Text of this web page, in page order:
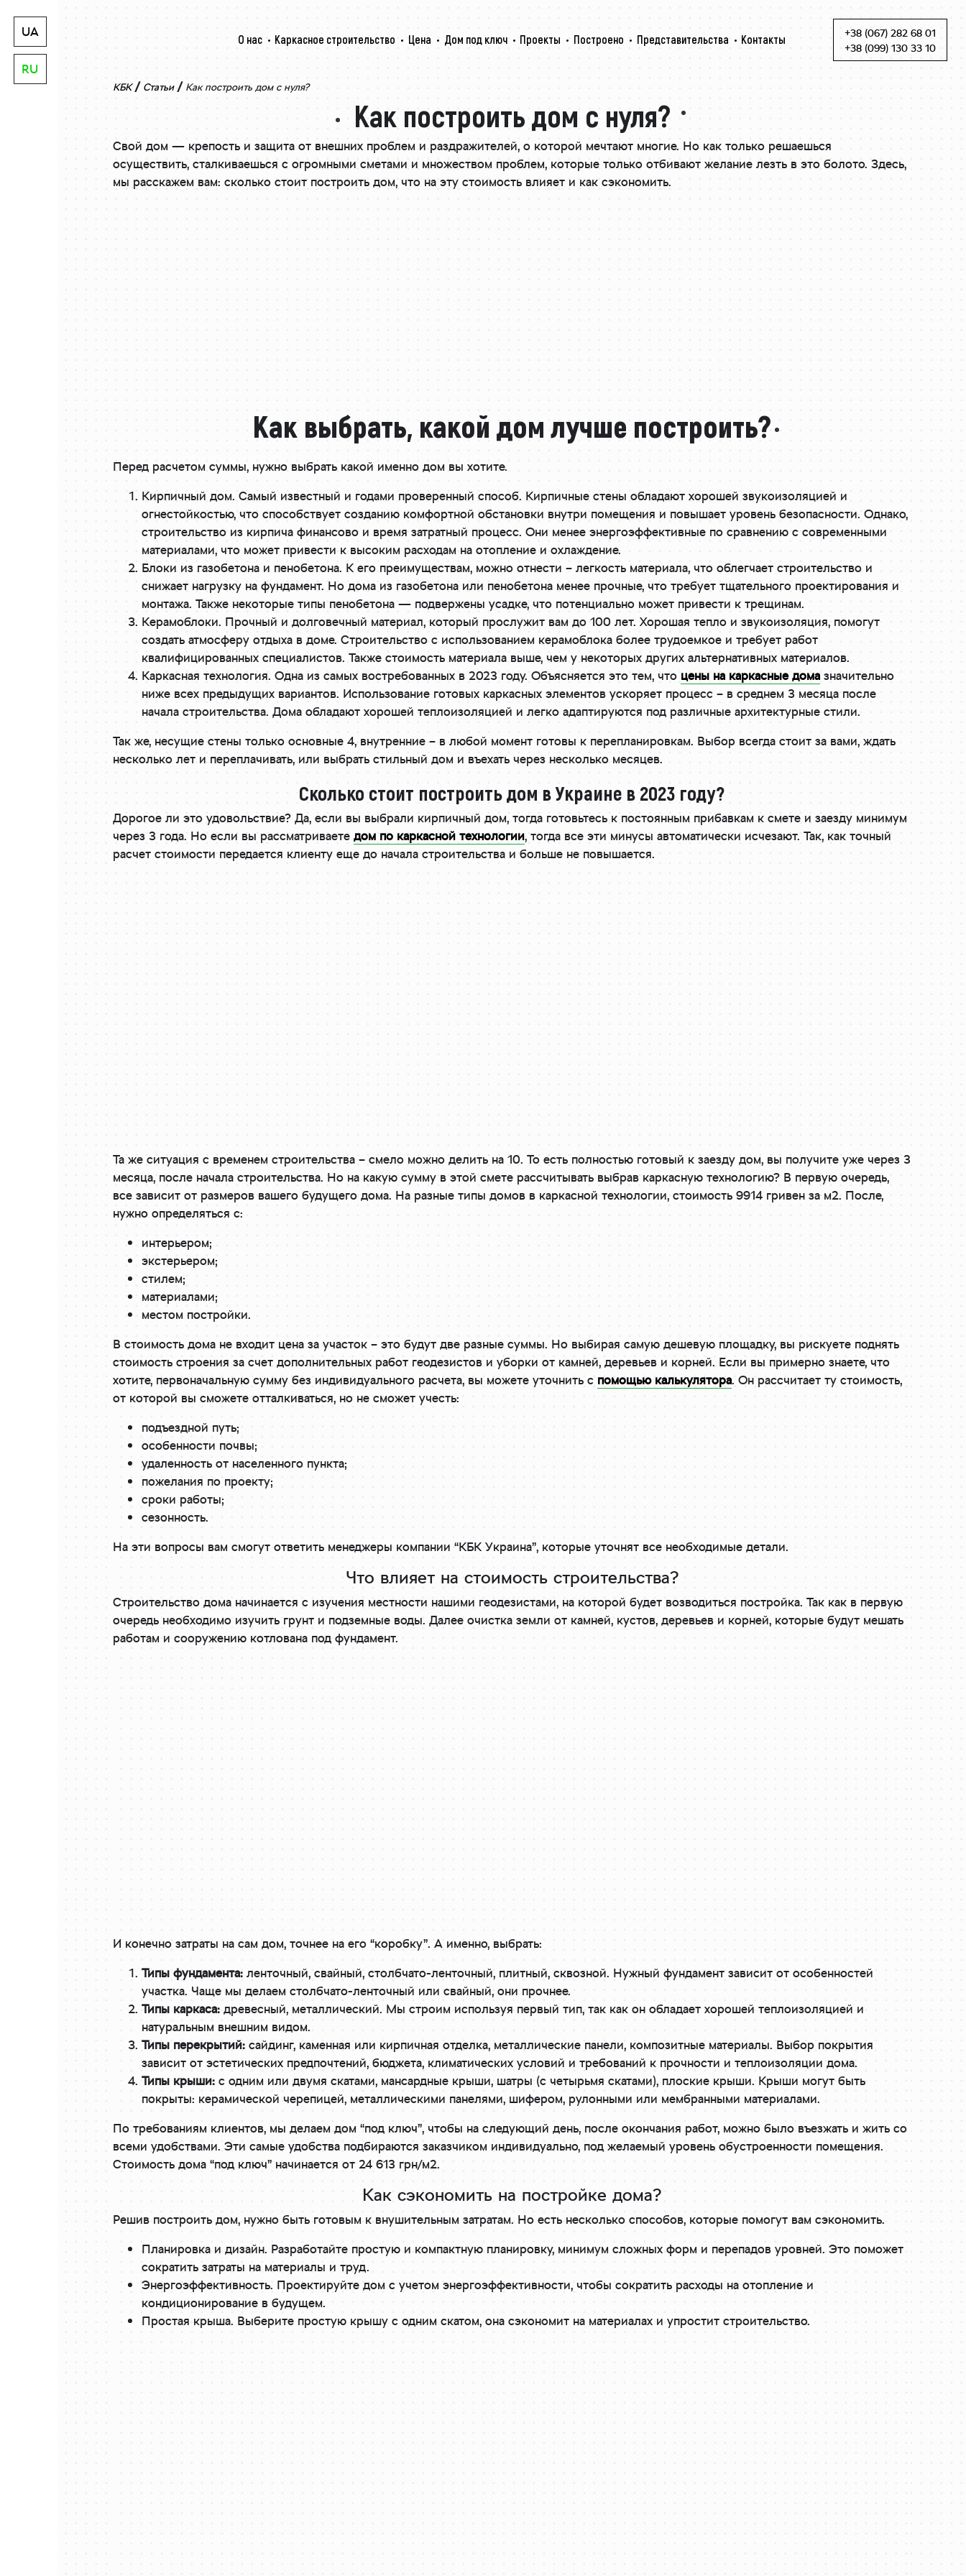
UA
RU
О нас Каркасное строительство Цена Дом под ключ Проекты Построено Представительства Контакты Skip to content
+38 (067) 282 68 01
+38 (099) 130 33 10
КБК / Статьи / Как построить дом с нуля?
Как построить дом с нуля?
Свой дом — крепость и защита от внешних проблем и раздражителей, о которой мечтают многие. Но как только решаешься
осуществить, сталкиваешься с огромными сметами и множеством проблем, которые только отбивают желание лезть в это болото. Здесь,
мы расскажем вам: сколько стоит построить дом, что на эту стоимость влияет и как сэкономить.
Как выбрать, какой дом лучше построить?
Перед расчетом суммы, нужно выбрать какой именно дом вы хотите.
Кирпичный дом. Самый известный и годами проверенный способ. Кирпичные стены обладают хорошей звукоизоляцией и
огнестойкостью, что способствует созданию комфортной обстановки внутри помещения и повышает уровень безопасности. Однако,
строительство из кирпича финансово и время затратный процесс. Они менее энергоэффективные по сравнению с современными
материалами, что может привести к высоким расходам на отопление и охлаждение.
Блоки из газобетона и пенобетона. К его преимуществам, можно отнести – легкость материала, что облегчает строительство и
снижает нагрузку на фундамент. Но дома из газобетона или пенобетона менее прочные, что требует тщательного проектирования и
монтажа. Также некоторые типы пенобетона — подвержены усадке, что потенциально может привести к трещинам.
Керамоблоки. Прочный и долговечный материал, который прослужит вам до 100 лет. Хорошая тепло и звукоизоляция, помогут
создать атмосферу отдыха в доме. Строительство с использованием керамоблока более трудоемкое и требует работ
квалифицированных специалистов. Также стоимость материала выше, чем у некоторых других альтернативных материалов.
Каркасная технология. Одна из самых востребованных в 2023 году. Объясняется это тем, что цены на каркасные домазначительно
ниже всех предыдущих вариантов. Использование готовых каркасных элементов ускоряет процесс – в среднем 3 месяца после
начала строительства. Дома обладают хорошей теплоизоляцией и легко адаптируются под различные архитектурные стили.
Так же, несущие стены только основные 4, внутренние – в любой момент готовы к перепланировкам. Выбор всегда стоит за вами, ждать
несколько лет и переплачивать, или выбрать стильный дом и въехать через несколько месяцев.
Сколько стоит построить дом в Украине в 2023 году?
Дорогое ли это удовольствие? Да, если вы выбрали кирпичный дом, тогда готовьтесь к постоянным прибавкам к смете и заезду минимум
через 3 года. Но если вы рассматриваетедом по каркасной технологии, тогда все эти минусы автоматически исчезают. Так, как точный
расчет стоимости передается клиенту еще до начала строительства и больше не повышается.
Та же ситуация с временем строительства – смело можно делить на 10. То есть полностью готовый к заезду дом, вы получите уже через 3
месяца, после начала строительства. Но на какую сумму в этой смете рассчитывать выбрав каркасную технологию? В первую очередь,
все зависит от размеров вашего будущего дома. На разные типы домов в каркасной технологии, стоимость 9914 гривен за м2. После,
нужно определяться с:
интерьером;
экстерьером;
стилем;
материалами;
местом постройки.
В стоимость дома не входит цена за участок – это будут две разные суммы. Но выбирая самую дешевую площадку, вы рискуете поднять
стоимость строения за счет дополнительных работ геодезистов и уборки от камней, деревьев и корней. Если вы примерно знаете, что
хотите, первоначальную сумму без индивидуального расчета, вы можете уточнить с помощью калькулятора. Он рассчитает ту стоимость,
от которой вы сможете отталкиваться, но не сможет учесть:
подъездной путь;
особенности почвы;
удаленность от населенного пункта;
пожелания по проекту;
сроки работы;
сезонность.
На эти вопросы вам смогут ответить менеджеры компании “КБК Украина”, которые уточнят все необходимые детали.
Что влияет на стоимость строительства?
Строительство дома начинается с изучения местности нашими геодезистами, на которой будет возводиться постройка. Так как в первую
очередь необходимо изучить грунт и подземные воды. Далее очистка земли от камней, кустов, деревьев и корней, которые будут мешать
работам и сооружению котлована под фундамент.
И конечно затраты на сам дом, точнее на его “коробку”. А именно, выбрать:
Типы фундамента:ленточный, свайный, столбчато-ленточный, плитный, сквозной. Нужный фундамент зависит от особенностей
участка. Чаще мы делаем столбчато-ленточный или свайный, они прочнее.
Типы каркаса:древесный, металлический. Мы строим используя первый тип, так как он обладает хорошей теплоизоляцией и
натуральным внешним видом.
Типы перекрытий:сайдинг, каменная или кирпичная отделка, металлические панели, композитные материалы. Выбор покрытия
зависит от эстетических предпочтений, бюджета, климатических условий и требований к прочности и теплоизоляции дома.
Типы крыши:с одним или двумя скатами, мансардные крыши, шатры (с четырьмя скатами), плоские крыши. Крыши могут быть
покрыты: керамической черепицей, металлическими панелями, шифером, рулонными или мембранными материалами.
По требованиям клиентов, мы делаем дом “под ключ”, чтобы на следующий день, после окончания работ, можно было въезжать и жить со
всеми удобствами. Эти самые удобства подбираются заказчиком индивидуально, под желаемый уровень обустроенности помещения.
Стоимость дома “под ключ” начинается от 24 613 грн/м2.
Как сэкономить на постройке дома?
Решив построить дом, нужно быть готовым к внушительным затратам. Но есть несколько способов, которые помогут вам сэкономить.
Планировка и дизайн. Разработайте простую и компактную планировку, минимум сложных форм и перепадов уровней. Это поможет
сократить затраты на материалы и труд.
Энергоэффективность. Проектируйте дом с учетом энергоэффективности, чтобы сократить расходы на отопление и
кондиционирование в будущем.
Простая крыша. Выберите простую крышу с одним скатом, она сэкономит на материалах и упростит строительство.